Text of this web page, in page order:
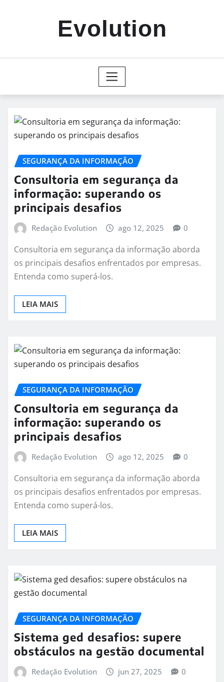
Evolution
SEGURANÇA DA INFORMAÇÃO
Consultoria em segurança da
informação: superando os
principais desafios
Redação Evolution ago 12, 2025 0
Consultoria em segurança da informação aborda
os principais desafios enfrentados por empresas.
Entenda como superá-los.
LEIA MAIS
SEGURANÇA DA INFORMAÇÃO
Consultoria em segurança da
informação: superando os
principais desafios
Redação Evolution ago 12, 2025 0
Consultoria em segurança da informação aborda
os principais desafios enfrentados por empresas.
Entenda como superá-los.
LEIA MAIS
SEGURANÇA DA INFORMAÇÃO
Sistema ged desafios: supere
obstáculos na gestão documental
Redação Evolution jun 27, 2025 0